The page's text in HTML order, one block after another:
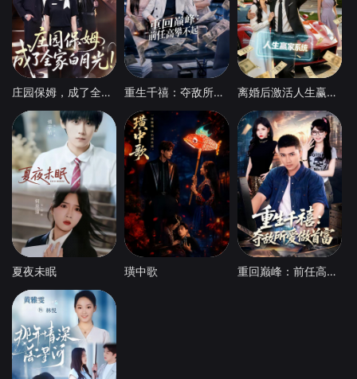
庄园保姆，成了全家白月光 重生千禧：夺敌所爱做首富 离婚后激活人生赢家系统
夏夜未眠 璜中歌 重回巅峰：前任高攀不起